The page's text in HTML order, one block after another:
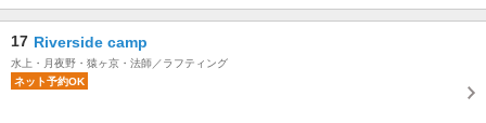
17 Riverside camp
水上・月夜野・猿ヶ京・法師／ラフティング
ネット予約OK